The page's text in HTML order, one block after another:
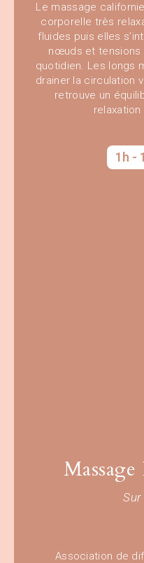
Le massage
corporelle très
fluides puis elles
nœuds et tensions
quotidien. Les longs
drainer la circulation
retrouve un
1h -
Association de